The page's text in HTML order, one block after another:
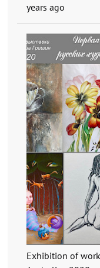
years ago
Exhibition of